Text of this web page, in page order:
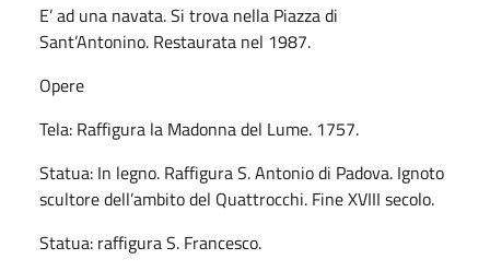
E’ ad una navata. Si trova nella Piazza di
Sant’Antonino. Restaurata nel 1987.
Opere
Tela: Raffigura la Madonna del Lume. 1757.
Statua: In legno. Raffigura S. Antonio di Padova. Ignoto
scultore dell’ambito del Quattrocchi. Fine XVIII secolo.
Statua: raffigura S. Francesco.